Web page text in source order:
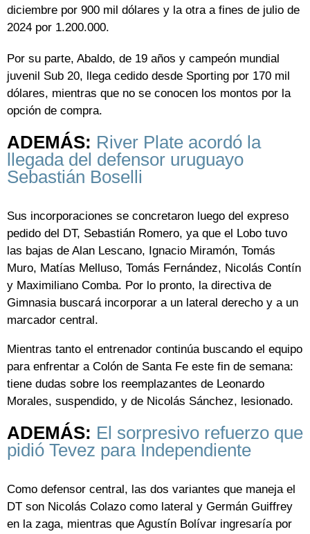
diciembre por 900 mil dólares y la otra a fines de julio de
2024 por 1.200.000.
Por su parte, Abaldo, de 19 años y campeón mundial
juvenil Sub 20, llega cedido desde Sporting por 170 mil
dólares, mientras que no se conocen los montos por la
opción de compra.
ADEMÁS: River Plate acordó la
llegada del defensor uruguayo
Sebastián Boselli
Sus incorporaciones se concretaron luego del expreso
pedido del DT, Sebastián Romero, ya que el Lobo tuvo
las bajas de Alan Lescano, Ignacio Miramón, Tomás
Muro, Matías Melluso, Tomás Fernández, Nicolás Contín
y Maximiliano Comba. Por lo pronto, la directiva de
Gimnasia buscará incorporar a un lateral derecho y a un
marcador central.
Mientras tanto el entrenador continúa buscando el equipo
para enfrentar a Colón de Santa Fe este fin de semana:
tiene dudas sobre los reemplazantes de Leonardo
Morales, suspendido, y de Nicolás Sánchez, lesionado.
ADEMÁS: El sorpresivo refuerzo que
pidió Tevez para Independiente
Como defensor central, las dos variantes que maneja el
DT son Nicolás Colazo como lateral y Germán Guiffrey
en la zaga, mientras que Agustín Bolívar ingresaría por